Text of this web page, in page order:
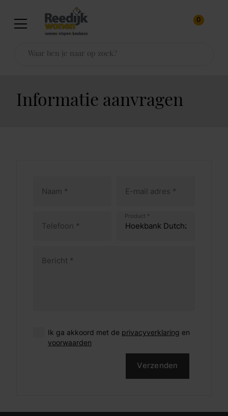
0
Informatie aanvragen
Product *
Ik ga akkoord met de privacyverklaring en
voorwaarden
Verzenden